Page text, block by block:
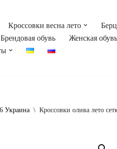
Кроссовки весна лето
Брендовая обувь Женская обувь
Украина \ Кроссовки олива лето